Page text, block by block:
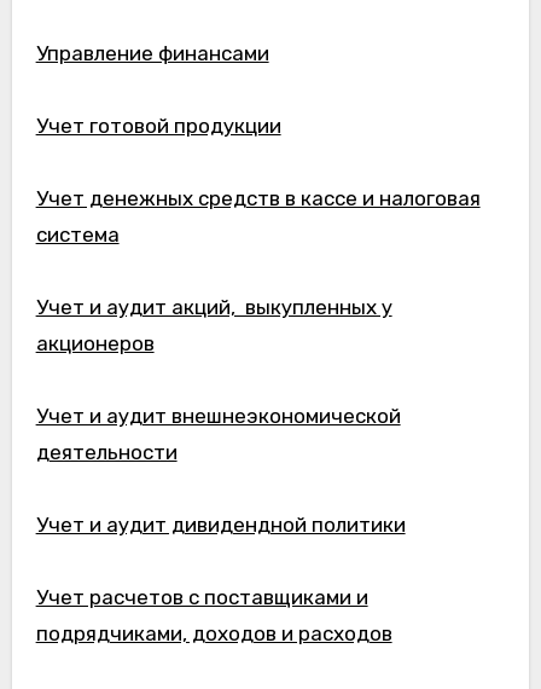
Управление финансами
Учет готовой продукции
Учет денежных средств в кассе и налоговая
система
Учет и аудит акций, выкупленных у
акционеров
Учет и аудит внешнеэкономической
деятельности
Учет и аудит дивидендной политики
Учет расчетов с поставщиками и
подрядчиками, доходов и расходов